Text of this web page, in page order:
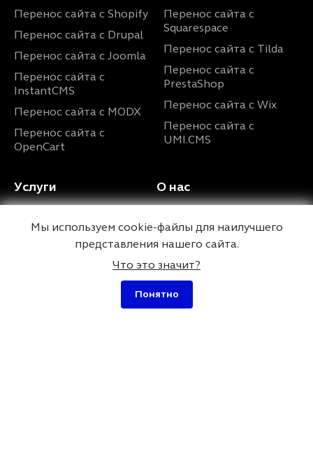
Перенос сайта с Shopify
Перенос сайта с Drupal
Перенос сайта с Joomla
Перенос сайта с
InstantCMS
Перенос сайта с MODX
Перенос сайта с
OpenCart
Перенос сайта с
Squarespace
Перенос сайта с Tilda
Перенос сайта с
PrestaShop
Перенос сайта с Wix
Перенос сайта с
UMI.CMS
Услуги О нас
WordPress
Ускорение сайта
Оптимизация сайта
Дипломы и
сертификаты
Портфолио
Отзывы
Мы используем cookie-файлы для наилучшего
представления нашего сайта.
Что это значит?
Понятно